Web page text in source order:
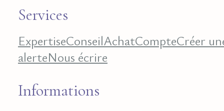
Services
ExpertiseConseilAchatCompteCréer
alerteNous écrire
Informations